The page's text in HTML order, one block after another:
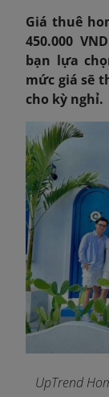
Giá thuê
450.000
bạn lựa
mức giá sẽ
cho kỳ nghỉ.
UpTrend